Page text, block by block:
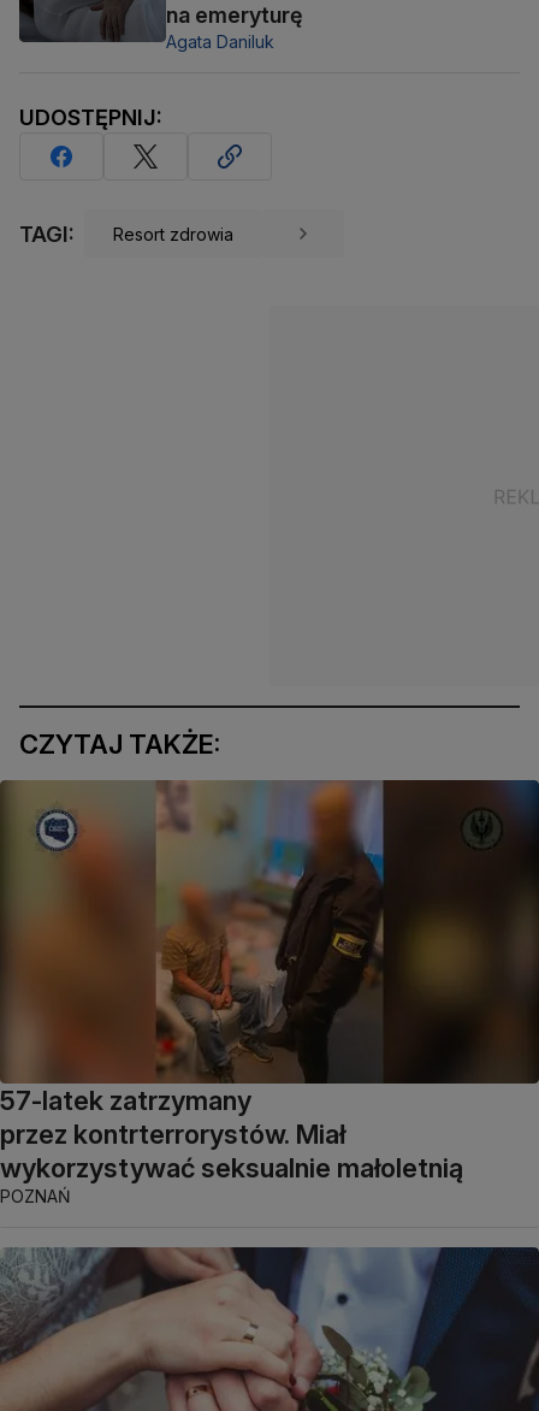
na emeryturę
Agata Daniluk
UDOSTĘPNIJ:
TAGI: Resort zdrowia
CZYTAJ TAKŻE:
57-latek zatrzymany
przez kontrterrorystów. Miał
wykorzystywać seksualnie małoletnią
POZNAŃ